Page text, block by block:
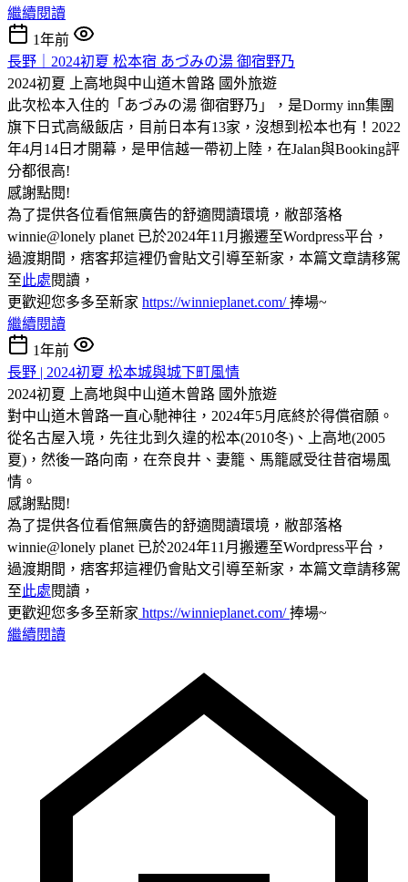
繼續閱讀
1年前
長野｜2024初夏 松本宿 あづみの湯 御宿野乃
2024初夏 上高地與中山道木曾路 國外旅遊
此次松本入住的「あづみの湯 御宿野乃」，是Dormy inn集團
旗下日式高級飯店，目前日本有13家，沒想到松本也有！2022
年4月14日才開幕，是甲信越一帶初上陸，在Jalan與Booking評
分都很高!
感謝點閱!
為了提供各位看倌無廣告的舒適閱讀環境，敝部落格
winnie@lonely planet 已於2024年11月搬遷至Wordpress平台，
過渡期間，痞客邦這裡仍會貼文引導至新家，本篇文章請移駕
至此處閱讀，
更歡迎您多多至新家 https://winnieplanet.com/捧場~
繼續閱讀
1年前
長野 | 2024初夏 松本城與城下町風情
2024初夏 上高地與中山道木曾路 國外旅遊
對中山道木曾路一直心馳神往，2024年5月底終於得償宿願。
從名古屋入境，先往北到久違的松本(2010冬)、上高地(2005
夏)，然後一路向南，在奈良井、妻籠、馬籠感受往昔宿場風
情。
感謝點閱!
為了提供各位看倌無廣告的舒適閱讀環境，敝部落格
winnie@lonely planet 已於2024年11月搬遷至Wordpress平台，
過渡期間，痞客邦這裡仍會貼文引導至新家，本篇文章請移駕
至此處閱讀，
更歡迎您多多至新家 https://winnieplanet.com/捧場~
繼續閱讀